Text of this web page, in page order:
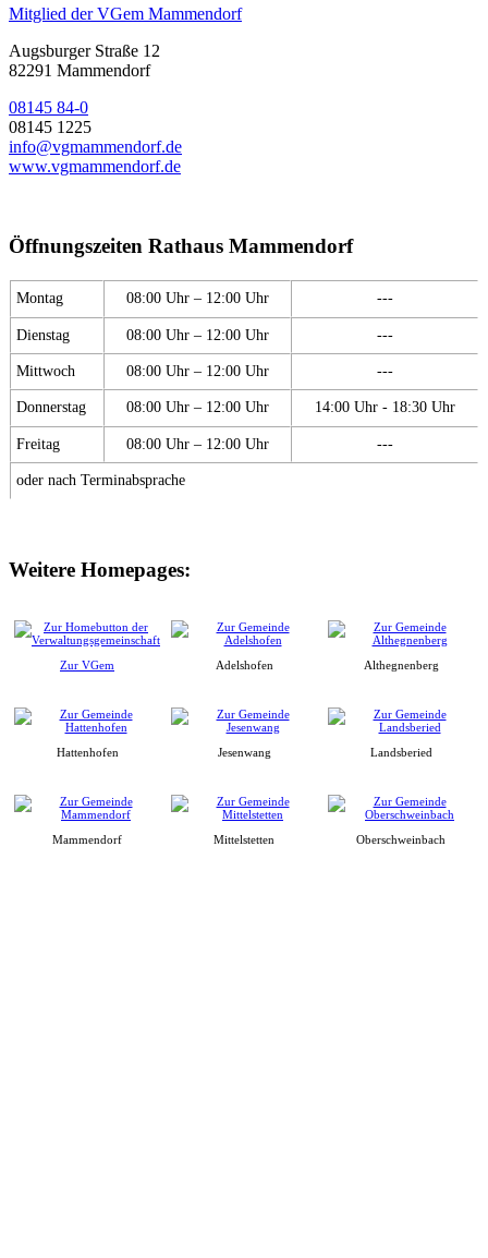
Mitglied der VGem Mammendorf
Augsburger Straße 12
82291 Mammendorf
08145 84-0
08145 1225
info@vgmammendorf.de
www.vgmammendorf.de
Öffnungszeiten Rathaus Mammendorf
Montag 08:00 Uhr – 12:00 Uhr ---
Dienstag 08:00 Uhr – 12:00 Uhr ---
Mittwoch 08:00 Uhr – 12:00 Uhr ---
Donnerstag 08:00 Uhr – 12:00 Uhr 14:00 Uhr - 18:30 Uhr
Freitag 08:00 Uhr – 12:00 Uhr ---
oder nach Terminabsprache
Weitere Homepages:
Zur VGem Adelshofen Althegnenberg
Hattenhofen Jesenwang Landsberied
Mammendorf Mittelstetten Oberschweinbach